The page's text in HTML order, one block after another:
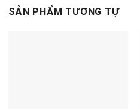
SẢN PHẨM TƯƠNG TỰ